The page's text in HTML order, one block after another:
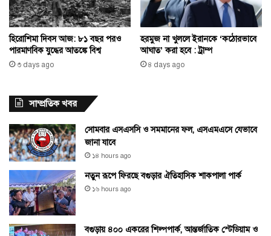
হিরোশিমা দিবস আজ: ৮১ বছর পরও
পারমাণবিক যুদ্ধের আতঙ্কে বিশ্ব
৩ days ago
হরমুজ না খুললে ইরানকে ‘কঠোরভাবে
আঘাত’ করা হবে : ট্রাম্প
৪ days ago
সাম্প্রতিক খবর
সোমবার এসএসসি ও সমমানের ফল, এসএমএসে যেভাবে
জানা যাবে
১৪ hours ago
নতুন রূপে ফিরছে বগুড়ার ঐতিহাসিক শাকপালা পার্ক
১৬ hours ago
বগুড়ায় ৪০০ একরের শিল্পপার্ক, আন্তর্জাতিক স্টেডিয়াম ও